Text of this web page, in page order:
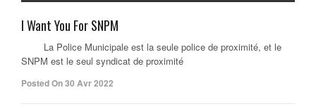
I Want You For SNPM
La Police Municipale est la seule police de proximité, et le
SNPM est le seul syndicat de proximité
Posted On 30 Avr 2022